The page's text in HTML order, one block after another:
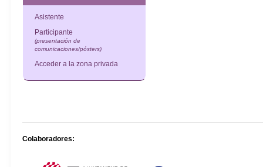
Asistente
Participante
(presentación de
comunicaciones/pósters)
Acceder a la zona privada
Colaboradores: